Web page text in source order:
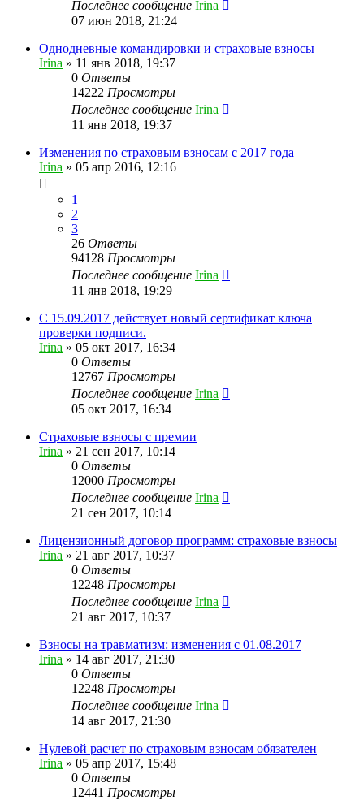
Последнее сообщение Irina
07 июн 2018, 21:24
Однодневные командировки и страховые взносы
Irina » 11 янв 2018, 19:37
0 Ответы
14222 Просмотры
Последнее сообщение Irina
11 янв 2018, 19:37
Изменения по страховым взносам с 2017 года
Irina » 05 апр 2016, 12:16
1
2
3
26 Ответы
94128 Просмотры
Последнее сообщение Irina
11 янв 2018, 19:29
С 15.09.2017 действует новый сертификат ключа
проверки подписи.
Irina » 05 окт 2017, 16:34
0 Ответы
12767 Просмотры
Последнее сообщение Irina
05 окт 2017, 16:34
Страховые взносы с премии
Irina » 21 сен 2017, 10:14
0 Ответы
12000 Просмотры
Последнее сообщение Irina
21 сен 2017, 10:14
Лицензионный договор программ: страховые взносы
Irina » 21 авг 2017, 10:37
0 Ответы
12248 Просмотры
Последнее сообщение Irina
21 авг 2017, 10:37
Взносы на травматизм: изменения с 01.08.2017
Irina » 14 авг 2017, 21:30
0 Ответы
12248 Просмотры
Последнее сообщение Irina
14 авг 2017, 21:30
Нулевой расчет по страховым взносам обязателен
Irina » 05 апр 2017, 15:48
0 Ответы
12441 Просмотры